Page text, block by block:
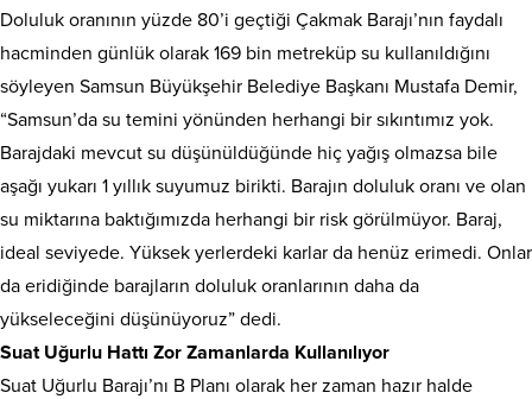
Doluluk oranının yüzde 80’i geçtiği Çakmak Barajı’nın faydalı
hacminden günlük olarak 169 bin metreküp su kullanıldığını
söyleyen Samsun Büyükşehir Belediye Başkanı Mustafa Demir,
“Samsun’da su temini yönünden herhangi bir sıkıntımız yok.
Barajdaki mevcut su düşünüldüğünde hiç yağış olmazsa bile
aşağı yukarı 1 yıllık suyumuz birikti. Barajın doluluk oranı ve olan
su miktarına baktığımızda herhangi bir risk görülmüyor. Baraj,
ideal seviyede. Yüksek yerlerdeki karlar da henüz erimedi. Onlar
da eridiğinde barajların doluluk oranlarının daha da
yükseleceğini düşünüyoruz” dedi.
Suat Uğurlu Hattı Zor Zamanlarda Kullanılıyor
Suat Uğurlu Barajı’nı B Planı olarak her zaman hazır halde